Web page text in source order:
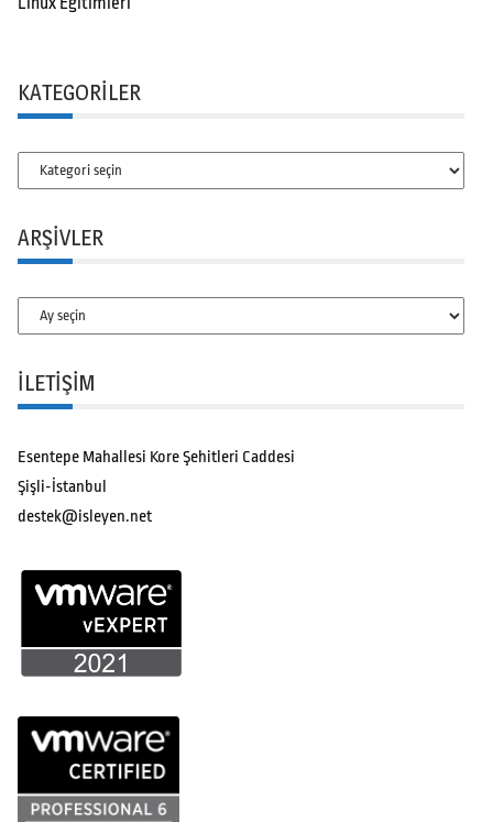
KATEGORILER
Kategoriler
ARŞIVLER
Arşivler
İLETİŞİM
Esentepe Mahallesi Kore Şehitleri Caddesi
Şişli-İstanbul
destek@isleyen.net